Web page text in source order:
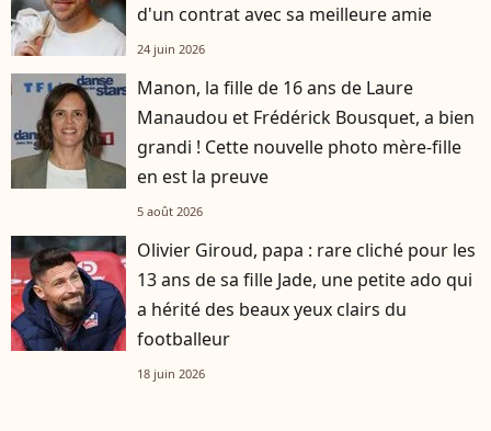
d'un contrat avec sa meilleure amie
24 juin 2026
Manon, la fille de 16 ans de Laure
Manaudou et Frédérick Bousquet, a bien
grandi ! Cette nouvelle photo mère-fille
en est la preuve
5 août 2026
Olivier Giroud, papa : rare cliché pour les
13 ans de sa fille Jade, une petite ado qui
a hérité des beaux yeux clairs du
footballeur
18 juin 2026